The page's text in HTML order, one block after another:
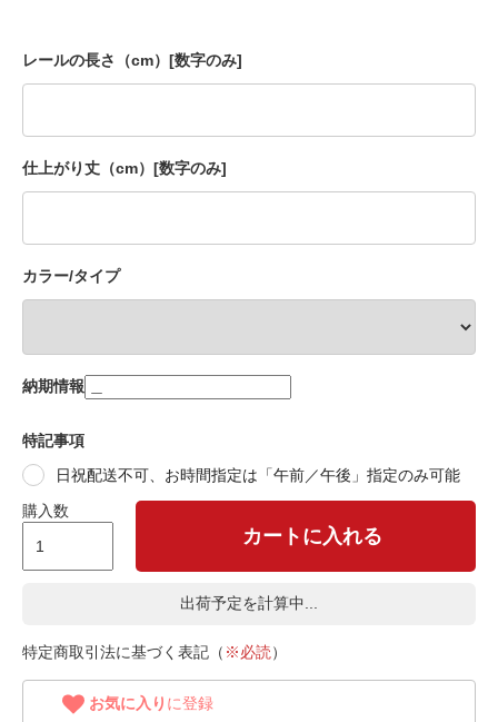
レールの長さ（cm）[数字のみ]
仕上がり丈（cm）[数字のみ]
カラー/タイプ
納期情報
特記事項
日祝配送不可、お時間指定は「午前／午後」指定のみ可能
購入数
カートに入れる
出荷予定を計算中...
特定商取引法に基づく表記（ ※必読）
お気に入り に登録